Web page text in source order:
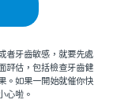
牙齒敏感，就要先處
評估，包括檢查牙齒健
。如果一開始就催你快
心啦。